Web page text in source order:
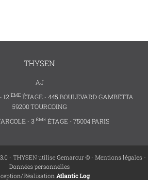
THYSEN
AJ
12 ÈMEÉTAGE - 445 BOULEVARD GAMBETTA
59200 TOURCOING
- 3 ÈME ÉTAGE - 75004 PARIS
- THYSEN utiliseGemarcur © - Mentions légales -
Données personnelles
Réalisation Atlantic Log